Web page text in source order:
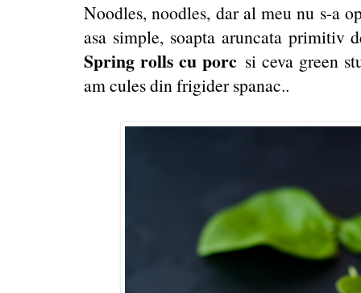
Noodles, noodles, dar al meu nu s-a
asa simple, soapta aruncata primitiv
Spring rolls cu porc si ceva green
am cules din frigider spanac..